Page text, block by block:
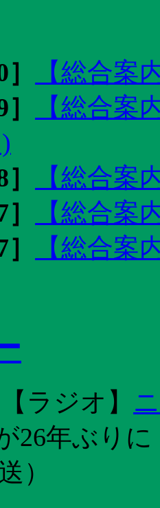
【総合
【総合
【総合案
【総合案
【総合
【 ラジオ 】
26年ぶり
）